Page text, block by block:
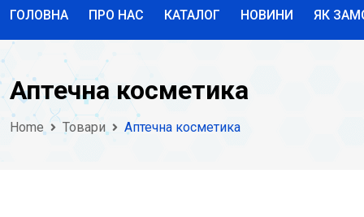
ГОЛОВНА ПРО НАС КАТАЛОГ НОВИНИ ЯК
Аптечна косметика
Home Товари Аптечна косметика